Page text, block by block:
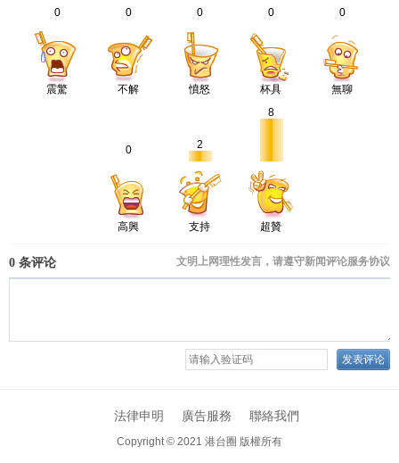
0
震驚
0
不解
0
憤怒
0
杯具
0
無聊
0
高興
2
支持
8
超贊
法律申明 廣告服務 聯絡我們
Copyright © 2021 港台圈 版權所有